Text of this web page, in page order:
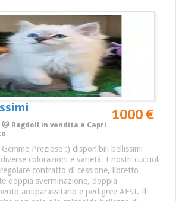
1000 €
🐱 Ragdoll in vendita a Capri
Preziose :) disponibili bellissimi
colorazioni e varietà. I nostri cuccioli
contratto di cessione, libretto
doppia sverminazione, doppia
antiparassitario e pedigree AFSI. Il